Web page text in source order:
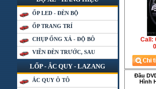
ỐP LED - ĐÈN BỘ
ỐP TRANG TRÍ
CHỤP ỐNG XẢ - ĐỘ BÔ
VIỀN ĐÈN TRƯỚC, SAU
LỐP - ẮC QUY - LAZANG
ẮC QUY Ô TÔ
Call:
Đầu
Hình